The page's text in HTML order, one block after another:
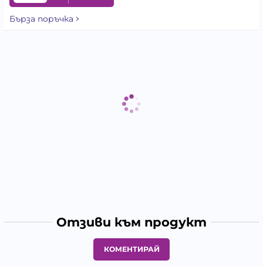
Бърза поръчка
Отзиви към продукт
КОМЕНТИРАЙ